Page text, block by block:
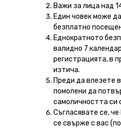
Важи за лица над
Един човек може
безплатно
Еднократното
валидно 7
регистрацията, в
изтича.
Преди да влезете
помолени да
самоличността си
Съгласявате се,
се свърже с вас